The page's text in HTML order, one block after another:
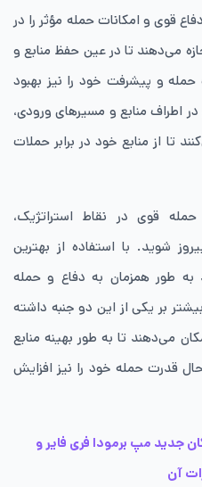
قوی و امکانات حمله مؤثر را در
می‌دهند تا در عین حفظ منابع و
و پیشرفت خود را نیز بهبود
اطراف منابع و مسیرهای ورودی،
تا از منابع خود در برابر حملات
حمله قوی در نقاط استراتژیک،
شوید. با استفاده از بهترین
طور همزمان به دفاع و حمله
بیشتر بر یکی از این دو جنبه داشته
می‌دهند تا به طور بهینه منابع
قدرت حمله خود را نیز افزایش
3 مکان جدید مپ برمودا فری فایر و
آن